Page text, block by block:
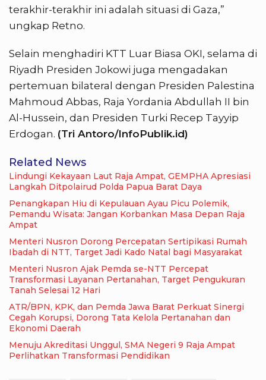
terakhir-terakhir ini adalah situasi di Gaza,”
ungkap Retno.
Selain menghadiri KTT Luar Biasa OKI, selama di
Riyadh Presiden Jokowi juga mengadakan
pertemuan bilateral dengan Presiden Palestina
Mahmoud Abbas, Raja Yordania Abdullah II bin
Al-Hussein, dan Presiden Turki Recep Tayyip
Erdogan. (Tri Antoro/InfoPublik.id)
Related News
Lindungi Kekayaan Laut Raja Ampat, GEMPHA Apresiasi
Langkah Ditpolairud Polda Papua Barat Daya
Penangkapan Hiu di Kepulauan Ayau Picu Polemik,
Pemandu Wisata: Jangan Korbankan Masa Depan Raja
Ampat
Menteri Nusron Dorong Percepatan Sertipikasi Rumah
Ibadah di NTT, Target Jadi Kado Natal bagi Masyarakat
Menteri Nusron Ajak Pemda se-NTT Percepat
Transformasi Layanan Pertanahan, Target Pengukuran
Tanah Selesai 12 Hari
ATR/BPN, KPK, dan Pemda Jawa Barat Perkuat Sinergi
Cegah Korupsi, Dorong Tata Kelola Pertanahan dan
Ekonomi Daerah
Menuju Akreditasi Unggul, SMA Negeri 9 Raja Ampat
Perlihatkan Transformasi Pendidikan